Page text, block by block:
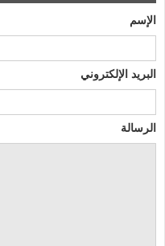
الإسم
البريد الإلكتروني
الرسالة